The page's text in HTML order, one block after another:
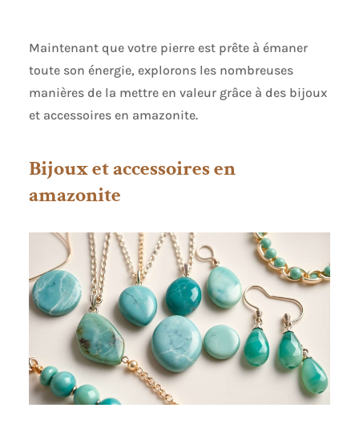
Maintenant que votre pierre est prête à émaner
toute son énergie, explorons les nombreuses
manières de la mettre en valeur grâce à des bijoux
et accessoires en amazonite.
Bijoux et accessoires en
amazonite